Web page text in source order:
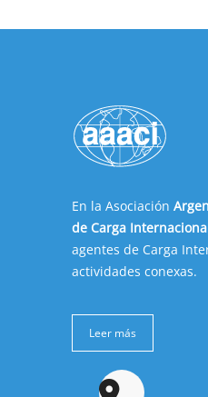
En la Asociación
de Carga
agentes de Carga
actividades conexas.
Leer más